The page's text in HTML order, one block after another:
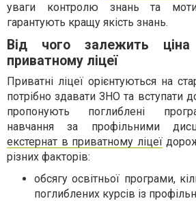
уваги контролю знань та
гарантують кращу якість знань.
Від чого залежить
приватному ліцеї
Приватні ліцеї орієнтуються на
потрібно здавати ЗНО та вступати
пропонують поглиблені
навчання за профільними
екстернат в приватному ліцеї
різних факторів:
обсягу освітньої програми,
поглиблених курсів із